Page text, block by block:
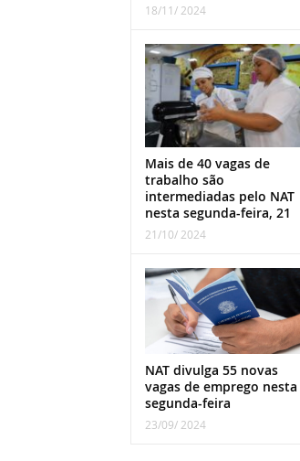
18/11/ 2024
Mais de 40 vagas de
trabalho são
intermediadas pelo NAT
nesta segunda-feira, 21
21/10/ 2024
NAT divulga 55 novas
vagas de emprego nesta
segunda-feira
23/09/ 2024